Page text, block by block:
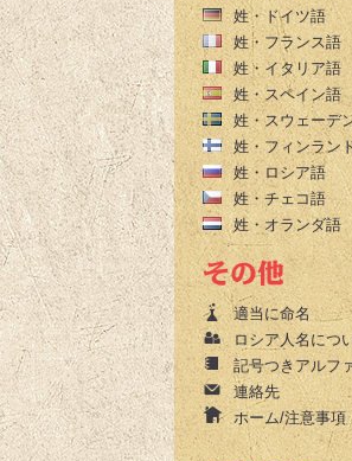
姓・ドイツ語
姓・フランス語
姓・イタリア語
姓・スペイン語
姓・スウェーデ
姓・フィンラン
姓・ロシア語
姓・チェコ語
姓・オランダ語
適当に命名
ロシア人名につ
記号つきアルフ
連絡先
ホーム/注意事項